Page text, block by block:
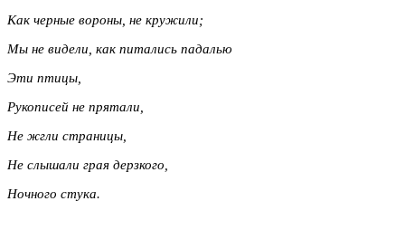
Как черные вороны, не кружили;
Мы не видели, как питались падалью
Эти птицы,
Рукописей не прятали,
Не жгли страницы,
Не слышали грая дерзкого,
Ночного стука.